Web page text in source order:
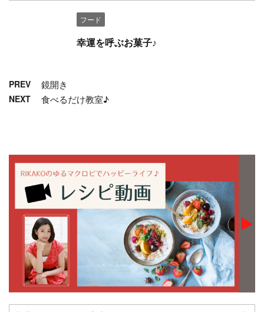
フード
幸運を呼ぶお菓子♪
PREV 鏡開き
NEXT 食べるだけ教室♪